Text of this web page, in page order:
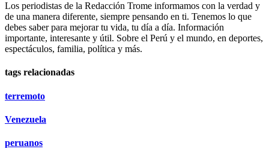
Los periodistas de la Redacción Trome informamos con la verdad y
de una manera diferente, siempre pensando en ti. Tenemos lo que
debes saber para mejorar tu vida, tu día a día. Información
importante, interesante y útil. Sobre el Perú y el mundo, en deportes,
espectáculos, familia, política y más.
tags relacionadas
terremoto
Venezuela
peruanos